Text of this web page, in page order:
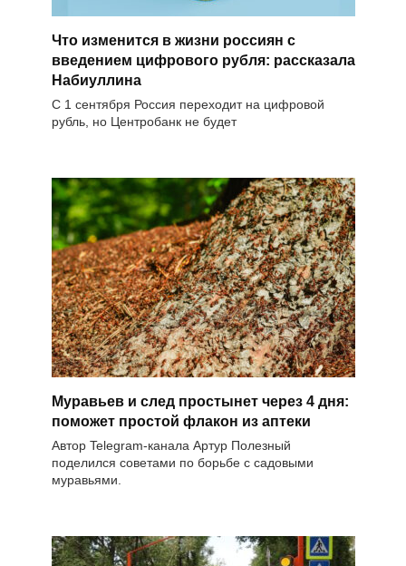
Что изменится в жизни россиян с
введением цифрового рубля: рассказала
Набиуллина
С 1 сентября Россия переходит на цифровой
рубль, но Центробанк не будет
Муравьев и след простынет через 4 дня:
поможет простой флакон из аптеки
Автор Telegram-канала Артур Полезный
поделился советами по борьбе с садовыми
муравьями.